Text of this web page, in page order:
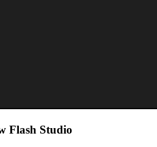
Flash Studio